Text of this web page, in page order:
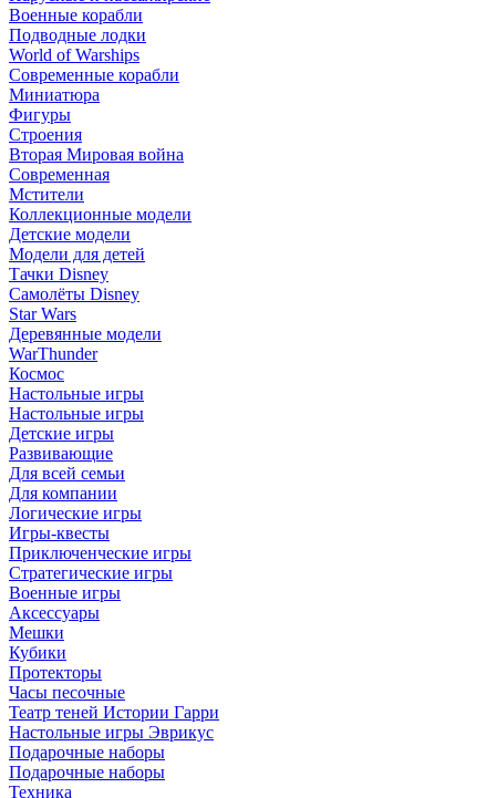
Военные корабли
Подводные лодки
World of Warships
Современные корабли
Миниатюра
Фигуры
Строения
Вторая Мировая война
Современная
Мстители
Коллекционные модели
Детские модели
Модели для детей
Тачки Disney
Самолёты Disney
Star Wars
Деревянные модели
WarThunder
Космос
Настольные игры
Настольные игры
Детские игры
Развивающие
Для всей семьи
Для компании
Логические игры
Игры-квесты
Приключенческие игры
Стратегические игры
Военные игры
Аксессуары
Мешки
Кубики
Протекторы
Часы песочные
Театр теней Истории Гарри
Настольные игры Эврикус
Подарочные наборы
Подарочные наборы
Техника